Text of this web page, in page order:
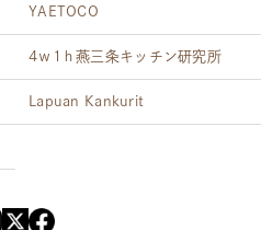
YAETOCO
4ｗ1ｈ燕三条キッチン研究所
Lapuan Kankurit